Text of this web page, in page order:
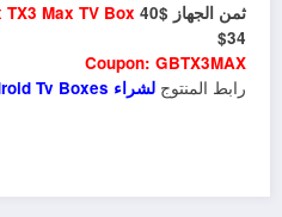
ثمن الجهاز TX3 Max TV Box
34$
Coupon: GBTX3MAX
رابط المنتوج لشراء Android Tv Boxes